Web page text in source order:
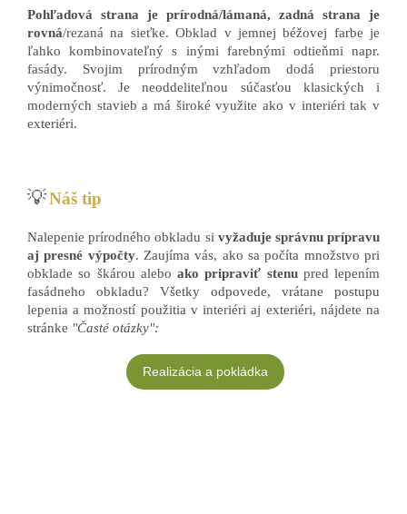
Pohľadová strana je prírodná/lámaná, zadná strana je
rovná/rezaná na sieťke. Obklad v jemnej béžovej farbe je
ľahko kombinovateľný s inými farebnými odtieňmi napr.
fasády. Svojim prírodným vzhľadom dodá priestoru
výnimočnosť. Je neoddeliteľnou súčasťou klasických i
moderných stavieb a má široké využite ako v interiéri tak v
exteriéri.
💡Náš tip
Nalepenie prírodného obkladu si vyžaduje správnu prípravu
aj presné výpočty. Zaujíma vás, ako sa počíta množstvo pri
obklade so škárou alebo ako pripraviť stenupred lepením
fasádneho obkladu? Všetky odpovede, vrátane postupu
lepenia a možností použitia v interiéri aj exteriéri, nájdete na
stránke "Časté otázky":
Realizácia a pokládka